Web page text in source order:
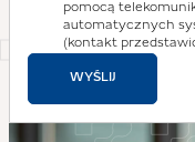
pomocą
automatycznych
(kontakt
WYŚLIJ